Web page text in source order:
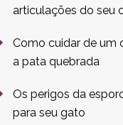
articulações do seu
Como cuidar de um
a pata quebrada
Os perigos da
para seu gato